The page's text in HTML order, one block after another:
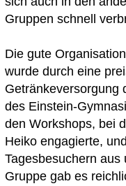
Gruppen schnell
Die gute
wurde durch eine
Getränkeversorgung
des Einstein-
den Workshops, bei
Heiko engagierte,
Tagesbesuchern aus
Gruppe gab es